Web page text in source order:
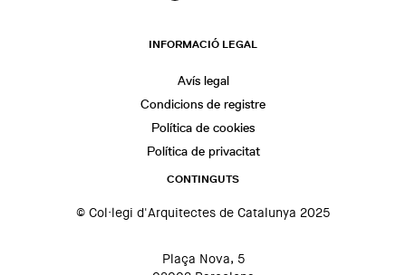
INFORMACIÓ LEGAL
Avís legal
Condicions de registre
Política de cookies
Política de privacitat
CONTINGUTS
© Col·legi d'Arquitectes de Catalunya 2025
Plaça Nova, 5